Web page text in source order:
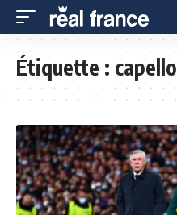
Étiquette :capello